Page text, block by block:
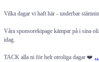
Vilka dagar vi haft här - underbar
Våra sponsorekipage kämpar på i sina
idag.
TACK alla ni för helt otroliga dagar ❤️